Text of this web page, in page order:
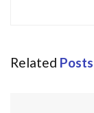
Related Posts